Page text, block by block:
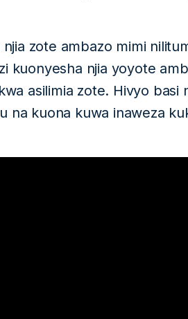
zote ambazo mimi
kuonyesha njia yoyote
asilimia zote. Hivyo basi
kuona kuwa inaweza